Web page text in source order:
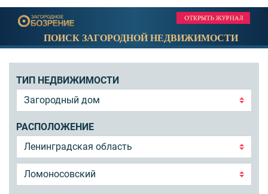
ПОИСК ЗАГОРОДНОЙ НЕДВИЖИМОСТИ
ТИП НЕДВИЖИМОСТИ
РАСПОЛОЖЕНИЕ